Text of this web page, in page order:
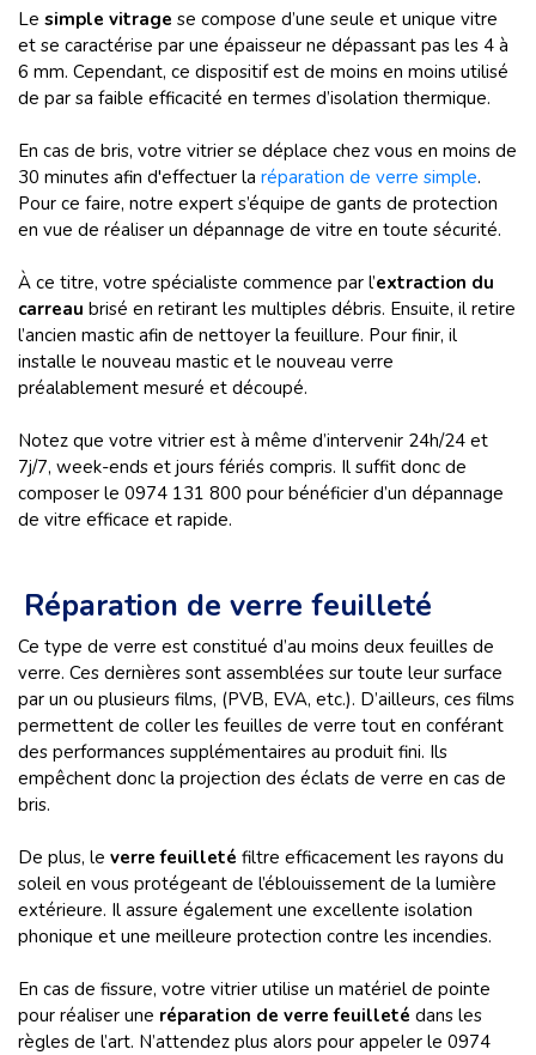
Le simple vitrage se compose d’une seule et unique vitre
et se caractérise par une épaisseur ne dépassant pas les 4 à
6 mm. Cependant, ce dispositif est de moins en moins utilisé
de par sa faible efficacité en termes d’isolation thermique.
En cas de bris, votre vitrier se déplace chez vous en moins de
30 minutes afin d'effectuer la réparation de verre simple.
Pour ce faire, notre expert s’équipe de gants de protection
en vue de réaliser un dépannage de vitre en toute sécurité.
À ce titre, votre spécialiste commence par l’extraction du
carreau brisé en retirant les multiples débris. Ensuite, il retire
l’ancien mastic afin de nettoyer la feuillure. Pour finir, il
installe le nouveau mastic et le nouveau verre
préalablement mesuré et découpé.
Notez que votre vitrier est à même d’intervenir 24h/24 et
7j/7, week-ends et jours fériés compris. Il suffit donc de
composer le 0974 131 800 pour bénéficier d’un dépannage
de vitre efficace et rapide.
Réparation de verre feuilleté
Ce type de verre est constitué d’au moins deux feuilles de
verre. Ces dernières sont assemblées sur toute leur surface
par un ou plusieurs films, (PVB, EVA, etc.). D’ailleurs, ces films
permettent de coller les feuilles de verre tout en conférant
des performances supplémentaires au produit fini. Ils
empêchent donc la projection des éclats de verre en cas de
bris.
De plus, le verre feuilleté filtre efficacement les rayons du
soleil en vous protégeant de l’éblouissement de la lumière
extérieure. Il assure également une excellente isolation
phonique et une meilleure protection contre les incendies.
En cas de fissure, votre vitrier utilise un matériel de pointe
pour réaliser une réparation de verre feuilleté dans les
règles de l’art. N’attendez plus alors pour appeler le 0974